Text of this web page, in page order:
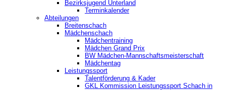
Bezirksjugend Unterland
Terminkalender
Abteilungen
Breitenschach
Mädchenschach
Mädchentraining
Mädchen Grand Prix
BW Mädchen-Mannschaftsmeisterschaft
Mädchentag
Leistungssport
Talentförderung & Kader
GKL Kommission Leistungssport Schach in